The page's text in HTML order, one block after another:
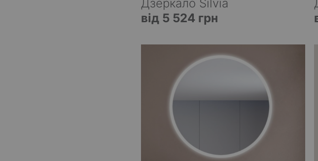
Дзеркало Silvia
від 5 524 грн